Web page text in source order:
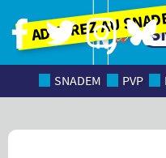
Adhérez au
SNADEM PVP